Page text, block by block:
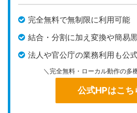
無料のローカルインストール型
す。ページの結合や分割などの整
いる点が特徴と言えます。
このソフトは通常利用時に外部
ル送信を行わず、ローカル環境
め、情報漏洩の心配がありませ
完全無料で無制限に利用可能
結合・分割に加え変換や簡易
法人や官公庁の業務利用も公
＼完全無料・ローカル動作の多
公式HPはこち